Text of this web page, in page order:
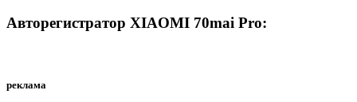
Авторегистратор XIAOMI 70mai Pro:
реклама